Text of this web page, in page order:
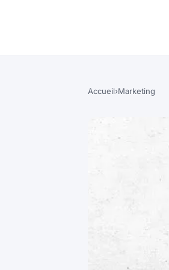
Accueil›Marketing